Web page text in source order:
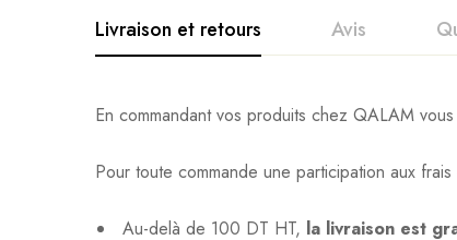
Livraison et retours Avis
En commandant vos produits chez QALAM
Pour toute commande une participation aux
Au-delà de 100 DT HT, la livraison est